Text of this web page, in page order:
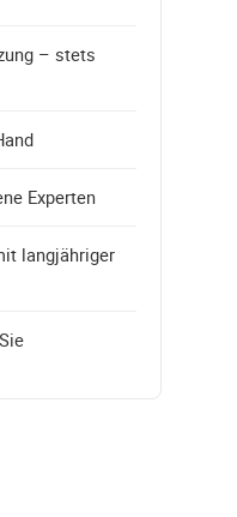
– stets
Experten
langjähriger